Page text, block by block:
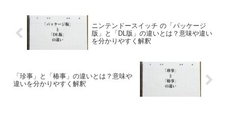
ニンテンドースイッチ の「パッケージ
版」と「DL版」の違いとは？意味や違い
を分かりやすく解釈
「珍事」と「椿事」の違いとは？意味や
違いを分かりやすく解釈